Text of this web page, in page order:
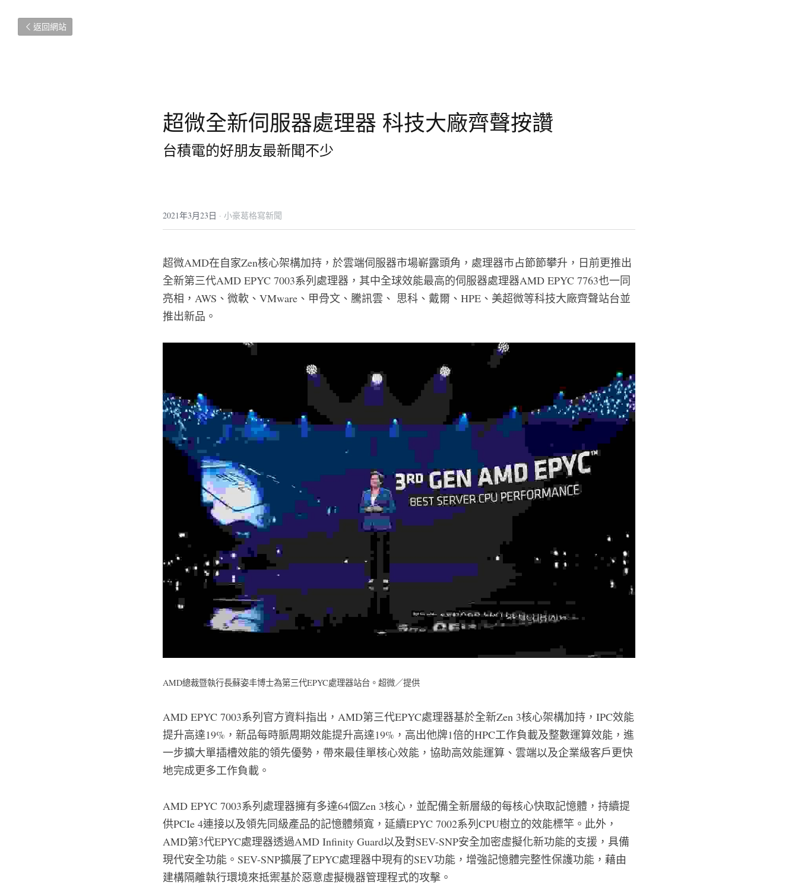
返回網站
超微全新伺服器處理器 科技大廠齊聲按讚
台積電的好朋友最新聞不少
2021年3月23日 · 小豪葛格寫新聞
超微AMD在自家Zen核心架構加持，於雲端伺服器市場嶄露頭角，處理器市占節節攀升，日前更推出
全新第三代AMD EPYC 7003系列處理器，其中全球效能最高的伺服器處理器AMD EPYC 7763也一同
亮相，AWS、微軟、VMware、甲骨文、騰訊雲、 思科、戴爾、HPE、美超微等科技大廠齊聲站台並
推出新品。
AMD總裁暨執行長蘇姿丰博士為第三代EPYC處理器站台。超微／提供
AMD EPYC 7003系列官方資料指出，AMD第三代EPYC處理器基於全新Zen 3核心架構加持，IPC效能
提升高達19%，新品每時脈周期效能提升高達19%，高出他牌1倍的HPC工作負載及整數運算效能，進
一步擴大單插槽效能的領先優勢，帶來最佳單核心效能，協助高效能運算、雲端以及企業級客戶更快
地完成更多工作負載。
AMD EPYC 7003系列處理器擁有多達64個Zen 3核心，並配備全新層級的每核心快取記憶體，持續提
供PCIe 4連接以及領先同級產品的記憶體頻寬，延續EPYC 7002系列CPU樹立的效能標竿。此外，
AMD第3代EPYC處理器透過AMD Infinity Guard以及對SEV-SNP安全加密虛擬化新功能的支援，具備
現代安全功能。SEV-SNP擴展了EPYC處理器中現有的SEV功能，增強記憶體完整性保護功能，藉由
建構隔離執行環境來抵禦基於惡意虛擬機器管理程式的攻擊。